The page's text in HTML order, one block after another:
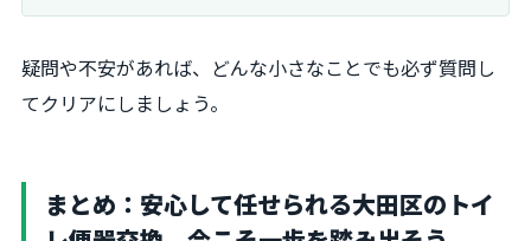
疑問や不安があれば、どんな小さなことでも必ず質問し
てクリアにしましょう。
まとめ：安心して任せられる大田区のトイ